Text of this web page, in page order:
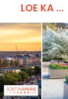
LOE KA ...